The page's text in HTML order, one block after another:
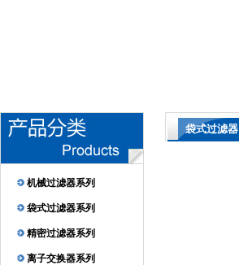
机械过滤器系列
袋式过滤器系列
精密过滤器系列
离子交换器系列
袋式过滤器